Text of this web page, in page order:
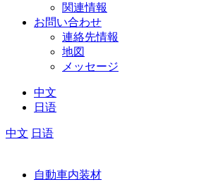
関連情報
お問い合わせ
連絡先情報
地図
メッセージ
中文
日语
中文 日语
自動車内装材